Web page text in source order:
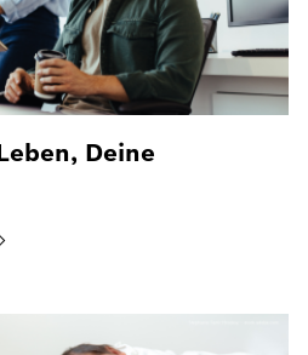
Deine